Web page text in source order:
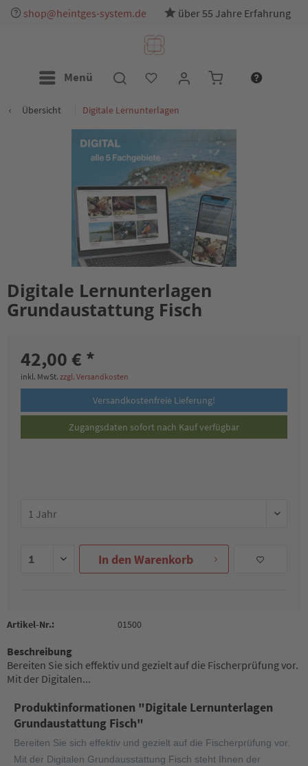
shop@heintges-system.de über 55 Jahre Erfahrung
Menü
Übersicht Digitale Lernunterlagen
Digitale Lernunterlagen
Grundaustattung Fisch
42,00 € *
inkl. MwSt. zzgl. Versandkosten
Versandkostenfreie Lieferung!
Zugangsdaten sofort nach Kauf verfügbar
In den Warenkorb
Artikel-Nr.: 01500
Beschreibung
Bereiten Sie sich effektiv und gezielt auf die Fischerprüfung vor.
Mit der Digitalen...
Produktinformationen "Digitale Lernunterlagen
Grundaustattung Fisch"
Bereiten Sie sich effektiv und gezielt auf die Fischerprüfung vor.
Mit der Digitalen Grundausstattung Fisch steht Ihnen der